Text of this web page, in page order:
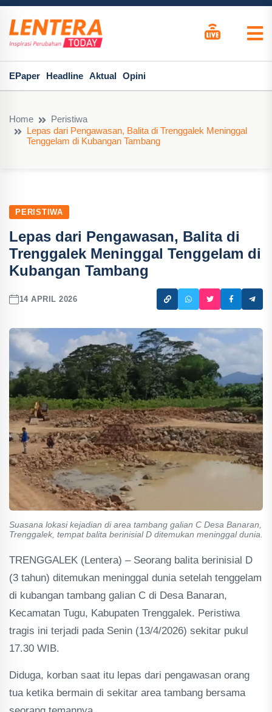
EPaper Headline Aktual Opini
Home
Peristiwa
Lepas dari Pengawasan, Balita di Trenggalek Meninggal
Tenggelam di Kubangan Tambang
PERISTIWA
Lepas dari Pengawasan, Balita di
Trenggalek Meninggal Tenggelam di
Kubangan Tambang
14 APRIL 2026
Suasana lokasi kejadian di area tambang galian C Desa Banaran,
Trenggalek, tempat balita berinisial D ditemukan meninggal dunia.
TRENGGALEK (Lentera) – Seorang balita berinisial D
(3 tahun) ditemukan meninggal dunia setelah tenggelam
di kubangan tambang galian C di Desa Banaran,
Kecamatan Tugu, Kabupaten Trenggalek. Peristiwa
tragis ini terjadi pada Senin (13/4/2026) sekitar pukul
17.30 WIB.
Diduga, korban saat itu lepas dari pengawasan orang
tua ketika bermain di sekitar area tambang bersama